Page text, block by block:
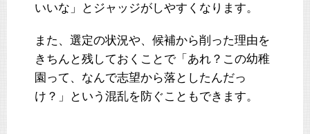
いいな」とジャッジがしやすくなります。
また、選定の状況や、候補から削った理由を
きちんと残しておくことで「あれ？この幼稚
園って、なんで志望から落としたんだっ
け？」という混乱を防ぐこともできます。